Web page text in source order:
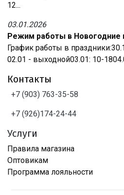
12...
03.01.2026
Режим работы в Новогодние
График работы в
02.01 - выходной03.01: 10-
Контакты
+7 (903) 763-35-58
+7 (926)174-24-44
Услуги
Правила магазина
Оптовикам
Программа лояльности